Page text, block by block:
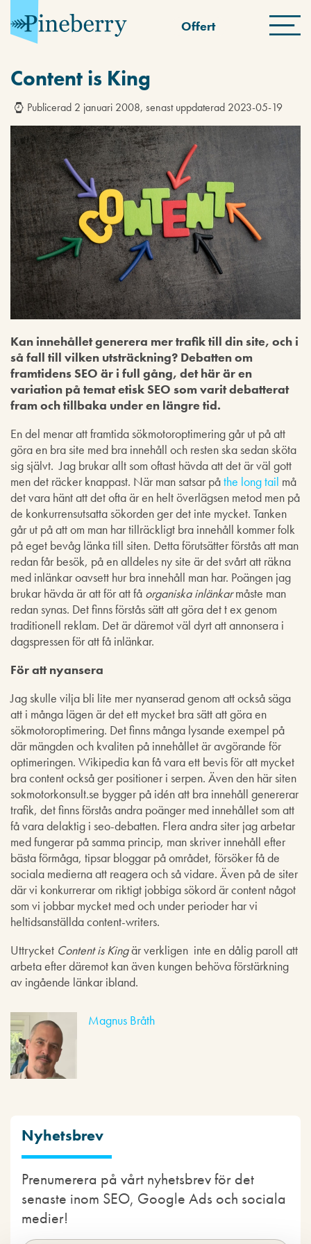
Offert
Content is King
Publicerad 2 januari 2008, senast uppdaterad 2023-05-19
Kan innehållet generera mer trafik till din site, och i
så fall till vilken utsträckning? Debatten om
framtidens SEO är i full gång, det här är en
variation på temat etisk SEO som varit debatterat
fram och tillbaka under en längre tid.
En del menar att framtida sökmotoroptimering går ut på att
göra en bra site med bra innehåll och resten ska sedan sköta
sig självt. Jag brukar allt som oftast hävda att det är väl gott
men det räcker knappast. När man satsar påthe long tail må
det vara hänt att det ofta är en helt överlägsen metod men på
de konkurrensutsatta sökorden ger det inte mycket. Tanken
går ut på att om man har tillräckligt bra innehåll kommer folk
på eget bevåg länka till siten. Detta förutsätter förstås att man
redan får besök, på en alldeles ny site är det svårt att räkna
med inlänkar oavsett hur bra innehåll man har. Poängen jag
brukar hävda är att för att få organiska inlänkarmåste man
redan synas. Det finns förstås sätt att göra det t ex genom
traditionell reklam. Det är däremot väl dyrt att annonsera i
dagspressen för att få inlänkar.
För att nyansera
Jag skulle vilja bli lite mer nyanserad genom att också säga
att i många lägen är det ett mycket bra sätt att göra en
sökmotoroptimering. Det finns många lysande exempel på
där mängden och kvaliten på innehållet är avgörande för
optimeringen. Wikipedia kan få vara ett bevis för att mycket
bra content också ger positioner i serpen. Även den här siten
sokmotorkonsult.se bygger på idén att bra innehåll genererar
trafik, det finns förstås andra poänger med innehållet som att
få vara delaktig i seo-debatten. Flera andra siter jag arbetar
med fungerar på samma princip, man skriver innehåll efter
bästa förmåga, tipsar bloggar på området, försöker få de
sociala medierna att reagera och så vidare. Även på de siter
där vi konkurrerar om riktigt jobbiga sökord är content något
som vi jobbar mycket med och under perioder har vi
heltidsanställda content-writers.
Uttrycket Content is Kingär verkligen inte en dålig paroll att
arbeta efter däremot kan även kungen behöva förstärkning
av ingående länkar ibland.
Magnus Bråth
Nyhetsbrev
Prenumerera på vårt nyhetsbrev för det
senaste inom SEO, Google Ads och sociala
medier!